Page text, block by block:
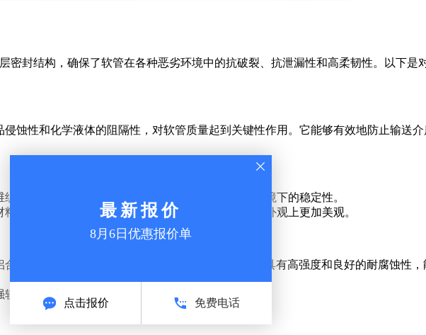
密封结构，确保了软管在各种恶劣环境中的抗破裂、抗泄漏性和高柔韧性。以下是
蚀性和化学液体的阻隔性，对软管质量起到关键性作用。它能够有效地防止输送
物构成，为软管提供承压强度，确保软管在高压环境下的稳定性。
制成，不仅提高了软管的使用寿命，还使得软管在外观上更加美观。
金、聚丙烯或TEFLON包覆钢丝等材质。这些材料具有高强度和良好的耐腐蚀性
管的抗压能力和抗破裂性。